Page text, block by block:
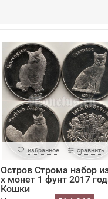
избранное сравнить
Остров Строма набор
х монет 1 фунт 2017
Кошки